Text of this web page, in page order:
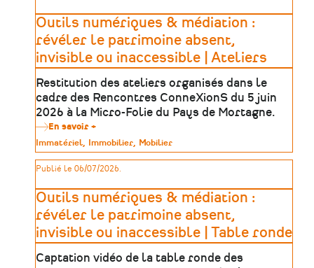
patrimoine
:
une
méthode
en
5
étapes
Outils numériques & médiation :
révéler le patrimoine absent,
invisible ou inaccessible | Ateliers
Restitution des ateliers organisés dans le
cadre des Rencontres ConneXionS du 5 juin
2026 à la Micro-Folie du Pays de Mortagne.
En savoir +
Outils
numériques
&
médiation
révéler
le
patrimoine
absent,
invisible
ou
inaccessible
|
Type
de
patrimoine
Immatériel Immobilier Mobilier
Publié le 06/07/2026.
Outils numériques & médiation :
révéler le patrimoine absent,
invisible ou inaccessible | Table ronde
Captation vidéo de la table ronde des